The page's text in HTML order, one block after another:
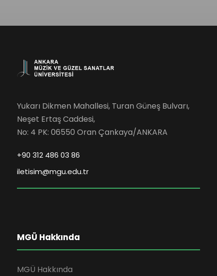
Yukarı Dikmen Mahallesi, Turan Güneş Bulvarı,
Neşet Ertaş Caddesi,
No: 4 PK: 06550 Oran Çankaya/ANKARA
+90 312 486 03 86
iletisim@mgu.edu.tr
MGÜ Hakkında
MGÜ Hakkında